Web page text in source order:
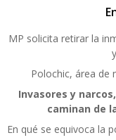
MP solicita retirar la
Polochic, área de
Invasores y
caminan de
En qué se equivoca la